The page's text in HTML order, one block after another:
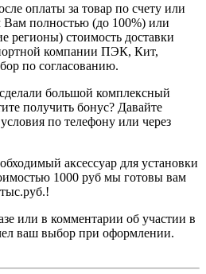
оплаты за товар по счету или
полностью (до 100%) или
регионы) стоимость доставки
компании ПЭК, Кит,
по согласованию.
большой комплексный
получить бонус? Давайте
по телефону или через
аксессуар для установки
1000 руб мы готовы вам
или в комментарии об участии в
ваш выбор при оформлении.